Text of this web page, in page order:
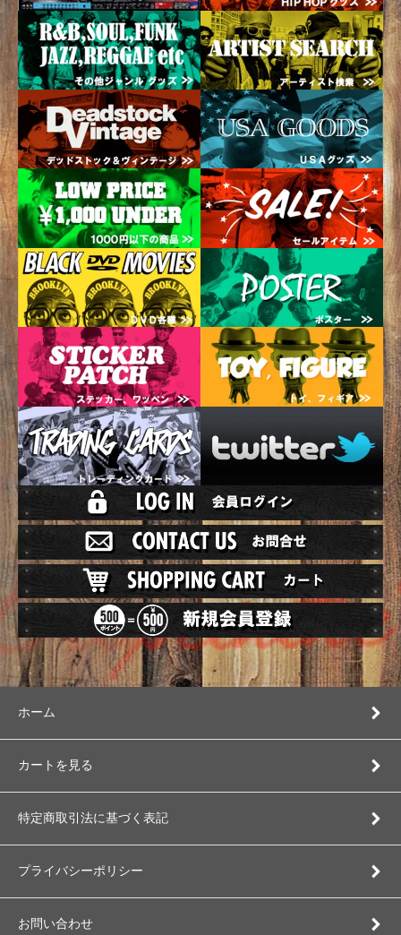
ホーム
カートを見る
特定商取引法に基づく表記
プライバシーポリシー
お問い合わせ